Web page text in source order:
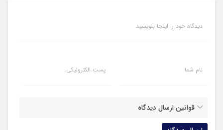
دیدگاه خود را اینجا بنویسید
نام شما پست الکترونیکی
قوانین ارسال دیدگاه